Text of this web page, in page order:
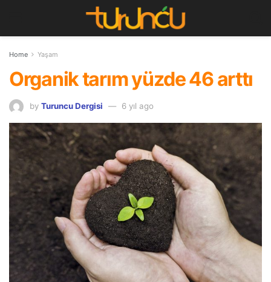
Home Yaşam
Organik tarım yüzde 46 arttı
by Turuncu Dergisi 6 yıl ago